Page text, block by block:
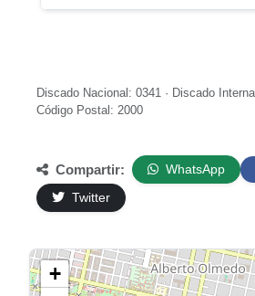
Discado Nacional: 0341 · Discado
Código Postal: 2000
Compartir: WhatsApp
Twitter
+